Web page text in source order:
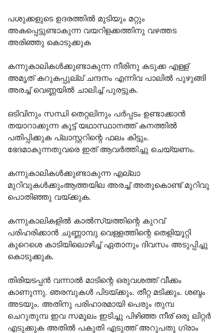
പശുക്കളുടെ ഉദരത്തില്‍ മുടിയും മറ്റും
അകപ്പെട്ടുണ്ടാകുന്ന വയറിളക്കത്തിനു വഴത്തട
അരിഞ്ഞു കൊടുക്കുക
കന്നുകാലികള്‍ക്കുണ്ടാകുന്ന നീരിനു കടുക്ക എള്ള്
അമൃത് കറുകപ്പുല്ല് ചന്ദനം എന്നിവ പാലില്‍ പുഴുങ്ങി
അരച്ച് വെണ്ണയില്‍ ചാലിച്ച് പുരട്ടുക.
ഒടിവിനും സന്ധി തെറ്റലിനും പര്‍പ്പടം ഉണ്ടാക്കാന്‍
തയാറാക്കുന്ന കൂട്ട് യഥാസ്ഥാനത്ത് കനത്തില്‍
പതിപ്പിക്കുക പ്ലാസ്റ്ററിന്റെ ഫലം കിട്ടും.
ഭേദമാകുന്നതുവരെ ഇത് ആവര്‍ത്തിച്ചു ചെയ്യണം.
കന്നുകാലികള്‍ക്കുണ്ടാകുന്ന എല്ലാ
മുറിവുകള്‍ക്കുംആത്തയില അരച്ച് അതുകൊണ്ട് മുറിവു
പൊതിഞ്ഞു വയ്ക്കുക.
കന്നുകാലികളില്‍ കാല്‍സ്യത്തിന്റെ കുറവ്
പരിഹരിക്കാന്‍ ചുണ്ണാമ്പു വെള്ളത്തിന്റെ തെളിയൂറ്റി
കുറെശെ കാടിയിലൊഴിച്ച് ഏതാനും ദിവസം അടുപ്പിച്ചു
കൊടുക്കുക.
തിരിയടപ്പന്‍ വന്നാല്‍ മാടിന്റെ ഒരുവശത്ത് വീക്കം
കാണുന്നു. ഞരമ്പുകള്‍ പിടയ്ക്കും. തീറ്റ മടിക്കും. ശബ്ദം
അടയും. അതിനു പരിഹാരമായി പെരും തുമ്പ
ചെറുതുമ്പ ഇവ സമൂലം ഇടിച്ചു പിഴിഞ്ഞ നീര് ഒരു ലിറ്റര്‍
എടുക്കുക അതില്‍ പകുതി എടുത്ത് അറുപതു ഗ്രാം